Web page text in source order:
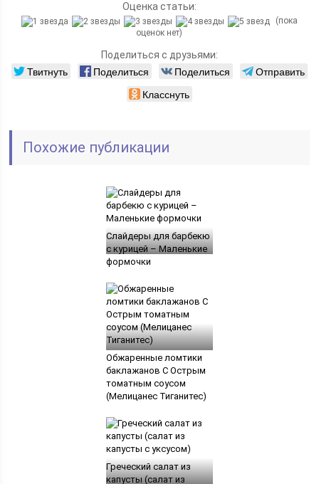
Оценка статьи:
(пока
оценок нет)
Поделиться с друзьями:
Твитнуть Поделиться Поделиться
Отправить
Класснуть
Похожие публикации
Слайдеры для барбекю
с курицей – Маленькие
формочки
Обжаренные ломтики
баклажанов С Острым
томатным соусом
(Мелицанес Тиганитес)
Греческий салат из
капусты (салат из